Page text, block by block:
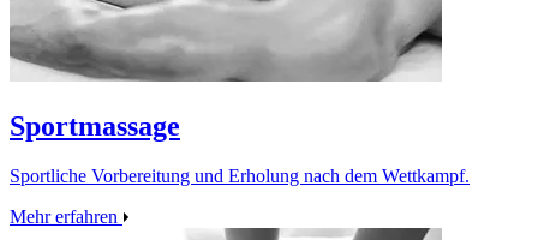
Sportmassage
Sportliche Vorbereitung und Erholung nach dem Wettkampf.
Mehr erfahren